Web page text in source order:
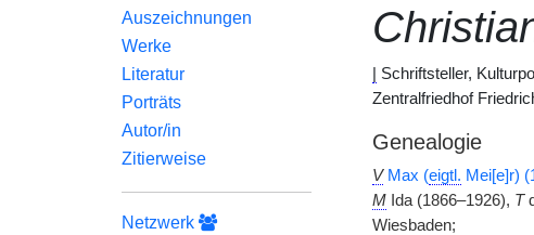
Auszeichnungen
Werke
Literatur
Porträts
Autor/in
Zitierweise
Netzwerk
Schriftsteller,
Zentralfriedhof
Genealogie
V Max (eigtl. Mei[e]r)
MIda (1866–1926), T
Wiesbaden;